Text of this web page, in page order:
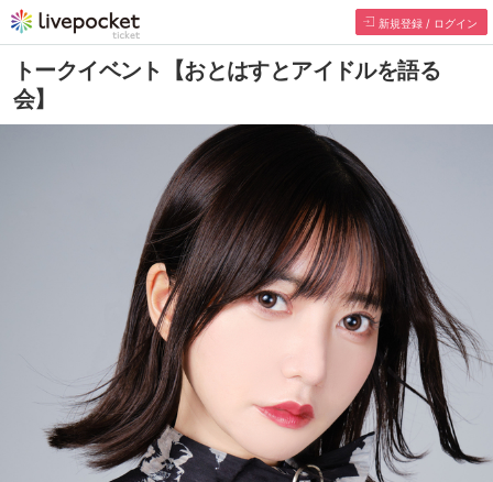
新規登録 / ログイン
トークイベント【おとはすとアイドルを語る
会】